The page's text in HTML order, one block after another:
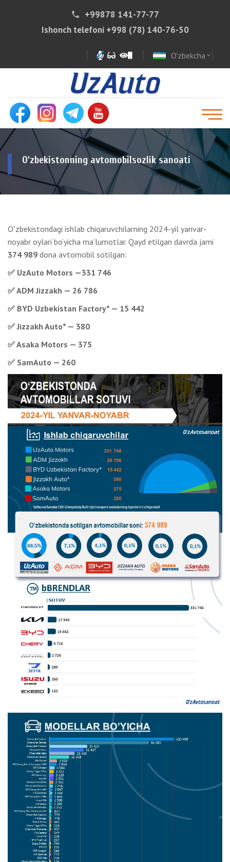
phone
+99878 141-77-77
Ishonch telefoni +998 (78) 140-76-50
O'zbekcha expand_more
O‘zbekistonning avtomobilsozlik sanoati
Oʻzbekistondagi ishlab chiqaruvchilarning 2024-yil yanvar-
noyabr oylari bo‘yicha ma’lumotlar. Qayd etilgan davrda jami
374 989 dona avtomobil sotilgan:
✅ UzAuto Motors —331 746
✅ ADM Jizzakh — 26 786
✅ BYD Uzbekistan Factory* — 15 442
✅ Jizzakh Auto* — 380
✅ Asaka Motors — 375
✅ SamAuto — 260